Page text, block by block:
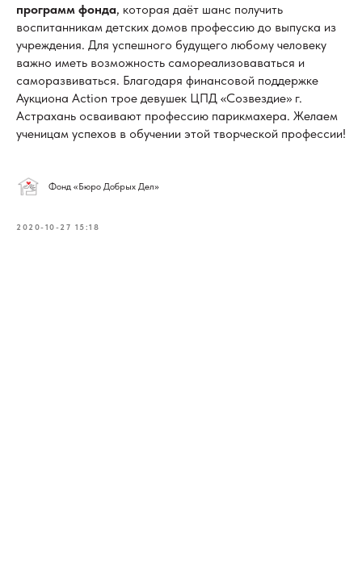
программ фонда, которая даёт шанс получить
воспитанникам детских домов профессию до выпуска из
учреждения. Для успешного будущего любому человеку
важно иметь возможность самореализоваваться и
саморазвиваться. Благодаря финансовой поддержке
Аукциона Action трое девушек ЦПД «Созвездие» г.
Астрахань осваивают профессию парикмахера. Желаем
ученицам успехов в обучении этой творческой профессии!
Фонд «Бюро Добрых Дел»
2020-10-27 15:18